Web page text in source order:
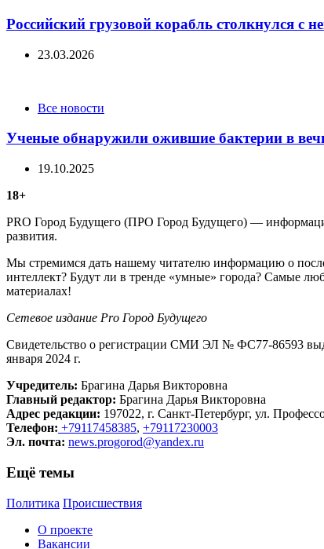
Российский грузовой корабль столкнулся с
23.03.2026
CategoriesВсе новости
Ученые обнаружили ожившие бактерии в
19.10.2025
18+
PRO Город Будущего (ПРО Город Будущего) —
развития.
Мы стремимся дать нашему читателю информацию о
интеллект? Будут ли в тренде «умные» города? Самые
материалах!
Сетевое издание Рrо Город Будущего
Свидетельство о регистрации СМИ ЭЛ № ФС77-86593
января 2024 г.
Учредитель: Брагина Дарья Викторовна
Главный редактор: Брагина Дарья Викторовна
Адрес редакции: 197022, г. Санкт-Петербург, ул.
Телефон: +79117458385, +79117230003
Эл. почта: news.progorod@yandex.ru
Ещё темы
Политика Происшествия
О проекте
Вакансии